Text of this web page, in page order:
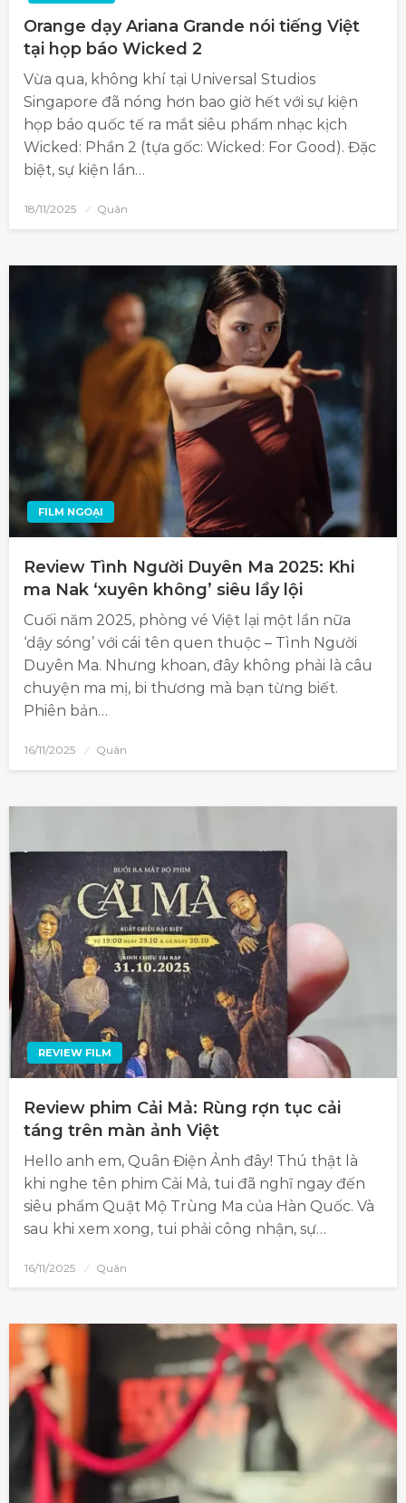
Orange dạy Ariana Grande nói tiếng Việt
tại họp báo Wicked 2
Vừa qua, không khí tại Universal Studios
Singapore đã nóng hơn bao giờ hết với sự kiện
họp báo quốc tế ra mắt siêu phẩm nhạc kịch
Wicked: Phần 2 (tựa gốc: Wicked: For Good). Đặc
biệt, sự kiện lần…
18/11/2025 Quân
FILM NGOẠI
Review Tình Người Duyên Ma 2025: Khi
ma Nak ‘xuyên không’ siêu lầy lội
Cuối năm 2025, phòng vé Việt lại một lần nữa
‘dậy sóng’ với cái tên quen thuộc – Tình Người
Duyên Ma. Nhưng khoan, đây không phải là câu
chuyện ma mị, bi thương mà bạn từng biết.
Phiên bản…
16/11/2025 Quân
REVIEW FILM
Review phim Cải Mả: Rùng rợn tục cải
táng trên màn ảnh Việt
Hello anh em, Quân Điện Ảnh đây! Thú thật là
khi nghe tên phim Cải Mả, tui đã nghĩ ngay đến
siêu phẩm Quật Mộ Trùng Ma của Hàn Quốc. Và
sau khi xem xong, tui phải công nhận, sự…
16/11/2025 Quân